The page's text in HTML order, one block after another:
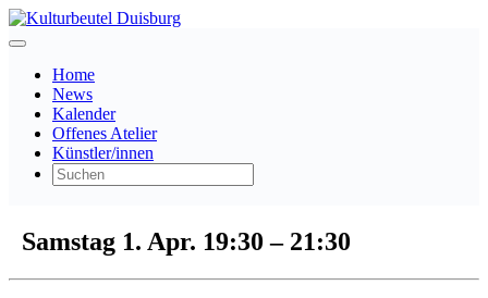
Home
News
Kalender
Offenes Atelier
Künstler/innen
Samstag 1. Apr. 19:30 – 21:30